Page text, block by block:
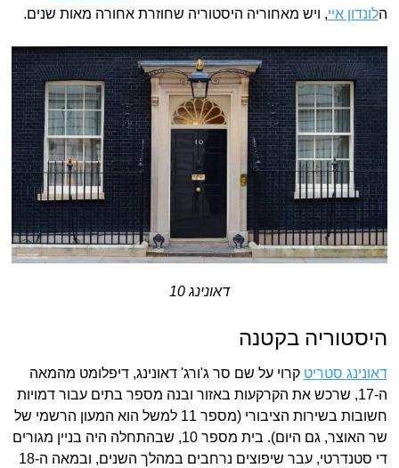
הלונדון איי, ויש מאחוריה היסטוריה שחוזרת אחורה מאות שנים.
דאונינג 10
היסטוריה בקטנה
דאונינג סטריט קרוי על שם סר ג'ורג' דאונינג, דיפלומט מהמאה
ה-17, שרכש את הקרקעות באזור ובנה מספר בתים עבור דמויות
חשובות בשירות הציבורי (מספר 11 למשל הוא המעון הרשמי של
שר האוצר, גם היום). בית מספר 10, שבהתחלה היה בניין מגורים
די סטנדרטי, עבר שיפוצים נרחבים במהלך השנים, ובמאה ה-18